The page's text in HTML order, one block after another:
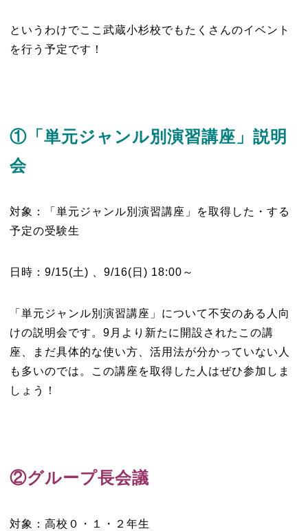
というわけでここ武蔵小杉校でもたくさんのイベント
を行う予定です！
①「単元ジャンル別演習講座」説明
会
対象：「単元ジャンル別演習講座」を取得した・する
予定の受験生
日時：9/15(土) 、9/16(日) 18:00～
「単元ジャンル別演習講座」について不安のある人向
けの説明会です。9月より新たに開設されたこの講
座、まだ具体的な使い方、活用法が分かっていない人
も多いのでは。この講座を取得した人はぜひ参加しま
しょう！
②グループ長会議
対象：高校０・１・２年生